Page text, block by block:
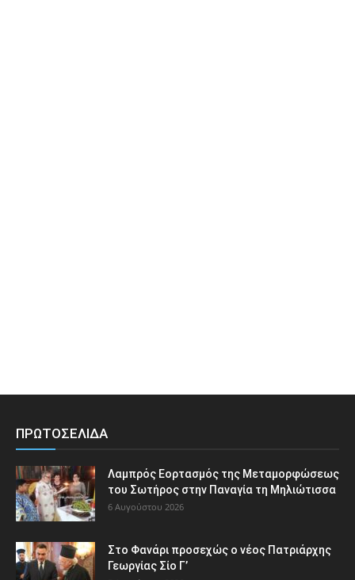
ΠΡΩΤΟΣΕΛΙΔΑ
Λαμπρός Εορτασμός της Μεταμορφώσεως
του Σωτήρος στην Παναγία τη Μηλιώτισσα
6 Αυγούστου 2026
Στο Φανάρι προσεχώς ο νέος Πατριάρχης
Γεωργίας Σίο Γ’